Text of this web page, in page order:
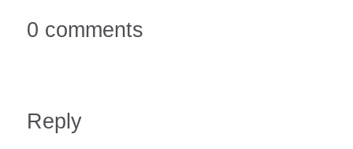
0 comments
Reply